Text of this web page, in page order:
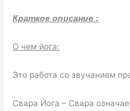
Краткое описание :
О чем йога:
Это работа со звучанием
Свара Йога – Свара